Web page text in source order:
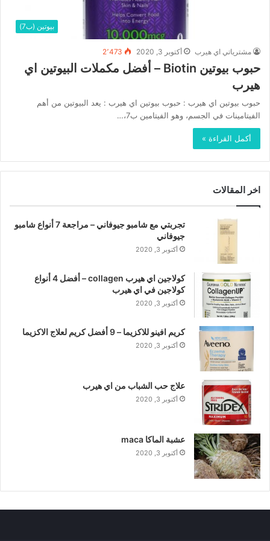
بيوتين (ب7)
مشترياتي اي هيرب أكتوبر 3, 2020 2٬473
حبوب بيوتين Biotin – أفضل مكملات البيوتين اي
هيرب
حبوب بيوتين اي هيرب : حبوب بيوتين اي هيرب : يعد البيوتين من أهم
الفيتامينات في الجسم، وهو الفيتامين ب7،…
أكمل القراءة »
اخر المقالات
تجربتي مع شامبو جيوفاني – مراجعة 7 أنواع شامبو
جيوفاني
أكتوبر 3, 2020
كولاجين اي هيرب collagen – أفضل 4 أنواع
كولاجين في اي هيرب
أكتوبر 3, 2020
كريم افينو للاكزيما – 9 أفضل كريم لعلاج الاكزيما
أكتوبر 3, 2020
علاج حب الشباب من اي هيرب
أكتوبر 3, 2020
عشبة الماكا maca
أكتوبر 3, 2020